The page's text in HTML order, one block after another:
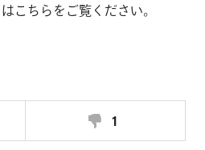
こちらをご覧ください。
1